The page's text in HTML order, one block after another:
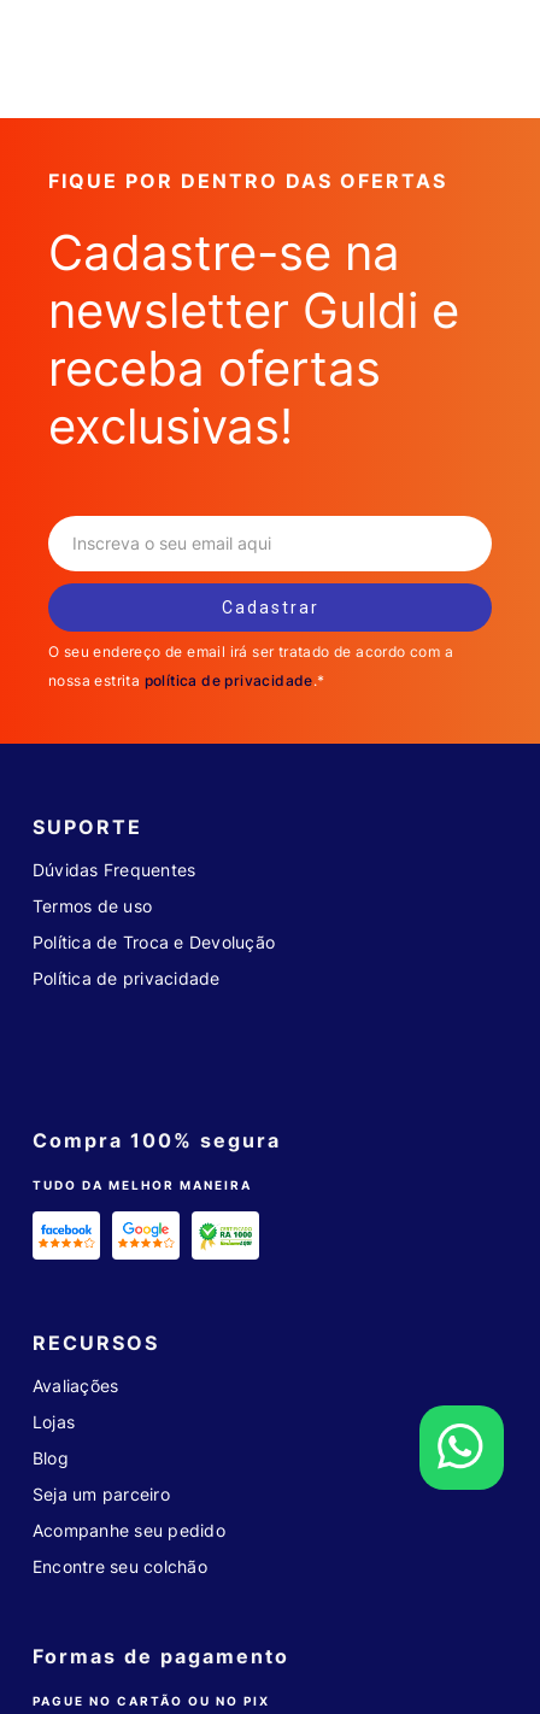
FIQUE POR DENTRO DAS OFERTAS
Cadastre-se na
newsletter Guldi e
receba ofertas
exclusivas!
O seu endereço de email irá ser tratado de acordo com a
nossa estrita política de privacidade.*
SUPORTE
Dúvidas Frequentes
Termos de uso
Política de Troca e Devolução
Política de privacidade
Compra 100% segura
TUDO DA MELHOR MANEIRA
RECURSOS
Avaliações
Lojas
Blog
Seja um parceiro
Acompanhe seu pedido
Encontre seu colchão
Formas de pagamento
PAGUE NO CARTÃO OU NO PIX